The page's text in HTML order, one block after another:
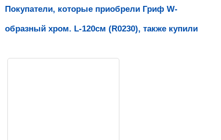
Покупатели, которые приобрели Гриф W-
образный хром. L-120см (R0230), также купили